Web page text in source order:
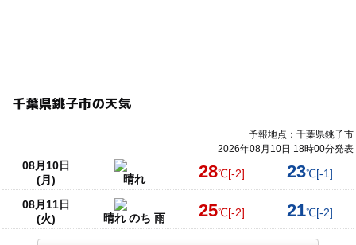
千葉県銚子市の天気
予報地点：千葉県銚子市
2026年08月10日 18時00分発表
08月10日
(月)
晴れ 28℃[-2] 23℃[-1]
08月11日
(火)
晴れ のち 雨 25℃[-2] 21℃[-2]